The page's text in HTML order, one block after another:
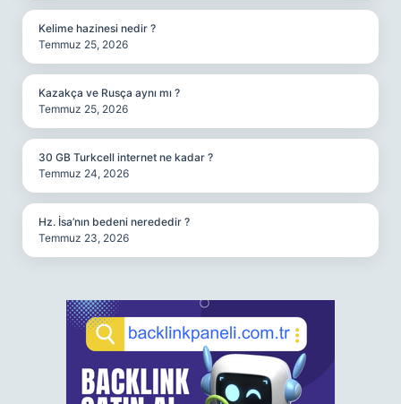
Kelime hazinesi nedir ?
Temmuz 25, 2026
Kazakça ve Rusça aynı mı ?
Temmuz 25, 2026
30 GB Turkcell internet ne kadar ?
Temmuz 24, 2026
Hz. İsa’nın bedeni nerededir ?
Temmuz 23, 2026